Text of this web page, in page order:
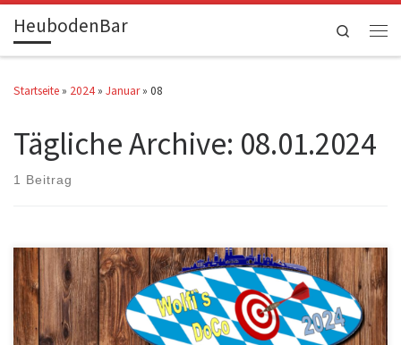
Zum Inhalt springen
HeubodenBar
Search
Startseite » 2024 » Januar » 08
Tägliche Archive: 08.01.2024
1 Beitrag